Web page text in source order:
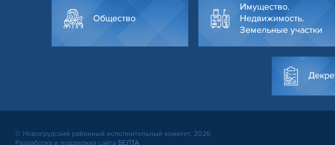
Общество
Имущество.
Недвижимость.
Земельные участки
© Новогрудский районный исполнительный комитет, 2026
Разработка и поддержка сайта БЕЛТА